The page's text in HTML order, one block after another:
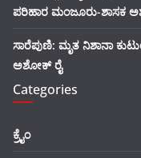
ಪರಿಹಾರ ಮಂಜೂರು-ಶಾಸಕ
ಸಾರೆಪುಣಿ: ಮೃತ ನಿಶಾನಾ
ಅಶೋಕ್ ರೈ
Categories
ಕ್ರೈಂ